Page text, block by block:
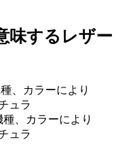
味するレザー
、カラーにより
ュラ